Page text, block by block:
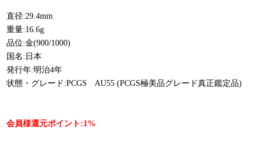
直径:29.4mm
重量:16.6g
品位:金(900/1000)
国名:日本
発行年:明治4年
状態・グレード:PCGS AU55 (PCGS極美品グレード真正鑑定品)
会員様還元ポイント:1%